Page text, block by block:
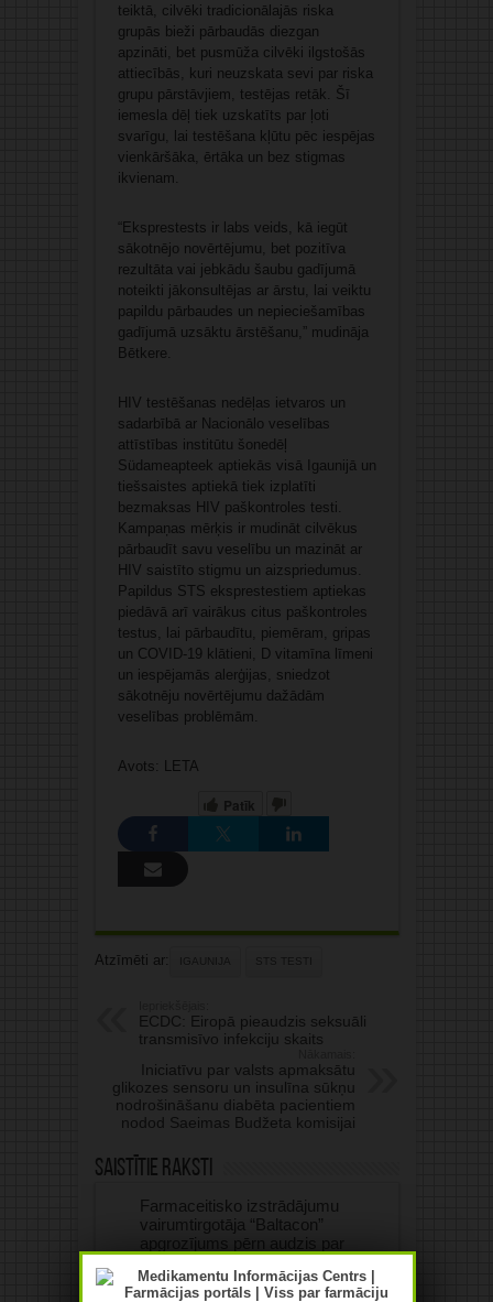
teiktā, cilvēki tradicionālajās riska
grupās bieži pārbaudās diezgan
apzināti, bet pusmūža cilvēki ilgstošās
attiecībās, kuri neuzskata sevi par riska
grupu pārstāvjiem, testējas retāk. Šī
iemesla dēļ tiek uzskatīts par ļoti
svarīgu, lai testēšana kļūtu pēc iespējas
vienkāršāka, ērtāka un bez stigmas
ikvienam.
“Eksprestests ir labs veids, kā iegūt
sākotnējo novērtējumu, bet pozitīva
rezultāta vai jebkādu šaubu gadījumā
noteikti jākonsultējas ar ārstu, lai veiktu
papildu pārbaudes un nepieciešamības
gadījumā uzsāktu ārstēšanu,” mudināja
Bētkere.
HIV testēšanas nedēļas ietvaros un
sadarbībā ar Nacionālo veselības
attīstības institūtu šonedēļ
Südameapteek aptiekās visā Igaunijā un
tiešsaistes aptiekā tiek izplatīti
bezmaksas HIV paškontroles testi.
Kampaņas mērķis ir mudināt cilvēkus
pārbaudīt savu veselību un mazināt ar
HIV saistīto stigmu un aizspriedumus.
Papildus STS eksprestestiem aptiekas
piedāvā arī vairākus citus paškontroles
testus, lai pārbaudītu, piemēram, gripas
un COVID-19 klātieni, D vitamīna līmeni
un iespējamās alerģijas, sniedzot
sākotnēju novērtējumu dažādām
veselības problēmām.
Avots: LETA
Patīk
Atzīmēti ar: IGAUNIJA STS TESTI
ECDC: Eiropā pieaudzis seksuāli
transmisīvo infekciju skaits
Iniciatīvu par valsts apmaksātu
glikozes sensoru un insulīna sūkņu
nodrošināšanu diabēta pacientiem
nodod Saeimas Budžeta komisijai
Saistītie raksti
Farmaceitisko izstrādājumu
vairumtirgotāja “Baltacon”
apgrozījums pērn audzis par
07/08/2026